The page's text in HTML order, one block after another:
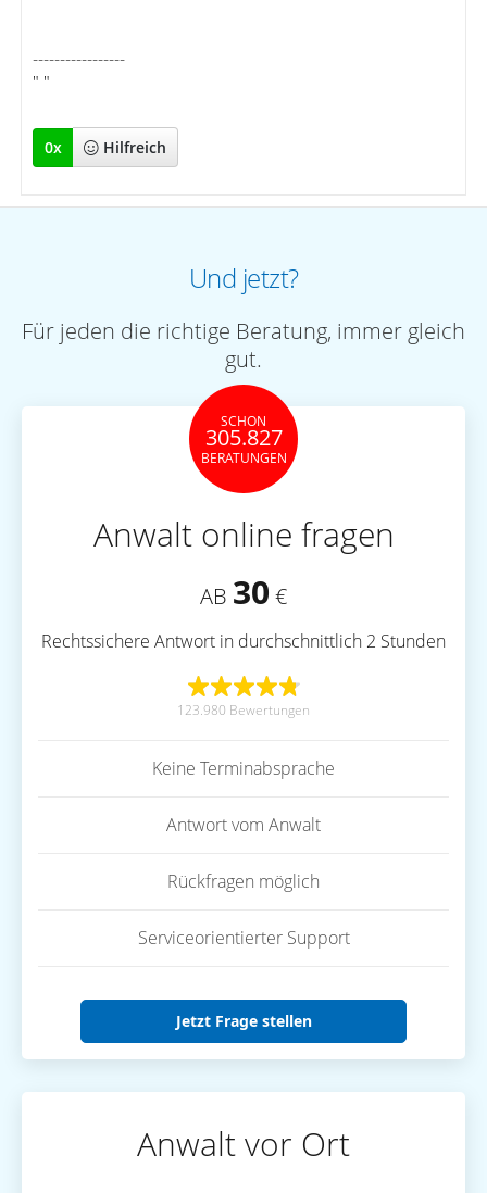
-----------------
" "
0x Hilfreich
Und jetzt?
Für jeden die richtige Beratung, immer gleich
gut.
SCHON
305.827
BERATUNGEN
Anwalt online fragen
AB 30 €
Rechtssichere Antwort in durchschnittlich 2 Stunden
123.980 Bewertungen
Keine Terminabsprache
Antwort vom Anwalt
Rückfragen möglich
Serviceorientierter Support
Jetzt Frage stellen
Anwalt vor Ort